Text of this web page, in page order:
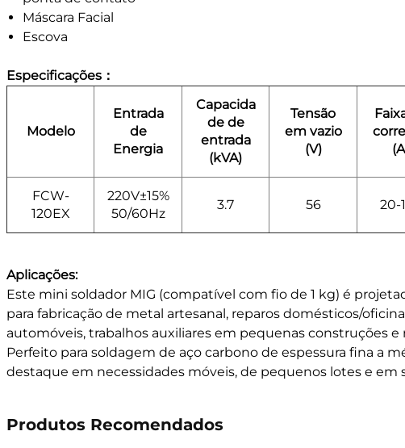
Máscara Facial
Escova
Especificações：
Modelo
Entrada
de
Energia
Capacida
de de
entrada
(kVA)
Tensão
em vazio
(V)
FCW-
120EX
220V±15%
50/60Hz
3.7 56 20-
Aplicações:
Este mini soldador MIG (compatível com fio de 1 kg) é
para fabricação de metal artesanal, reparos domésticos/
automóveis, trabalhos auxiliares em pequenas construções
Perfeito para soldagem de aço carbono de espessura fina a
destaque em necessidades móveis, de pequenos lotes e em
Produtos Recomendados